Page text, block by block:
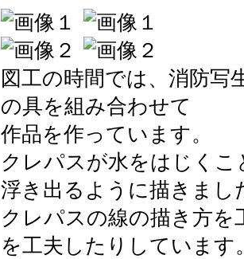
図工の時間では、消防写
の具を組み合わせて
作品を作っています。
クレパスが水をはじく
浮き出るように描きまし
クレパスの線の描き方
を工夫したりしています